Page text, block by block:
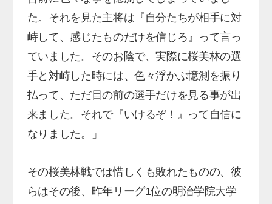
た。それを見た主将は『自分たちが相手に対
峙して、感じたものだけを信じろ』って言っ
ていました。そのお陰で、実際に桜美林の選
手と対峙した時には、色々浮かぶ憶測を振り
払って、ただ目の前の選手だけを見る事が出
来ました。それで『いけるぞ！』って自信に
なりました。」
その桜美林戦では惜しくも敗れたものの、彼
らはその後、昨年リーグ1位の明治学院大学